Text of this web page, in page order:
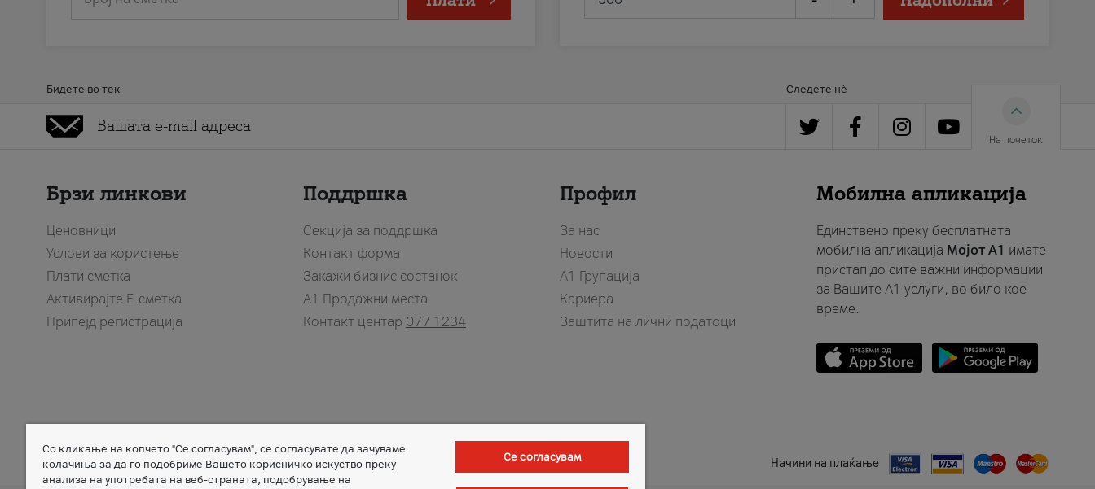
Бидете во тек Следете нè
На почеток
Брзи линкови
Ценовници
Услови за користење
Плати сметка
Активирајте Е-сметка
Припејд регистрација
Поддршка
Секција за поддршка
Контакт форма
Закажи бизнис состанок
A1 Продажни места
Контакт центар 077 1234
Профил
За нас
Новости
А1 Групација
Кариера
Заштита на лични податоци
Мобилна апликација
Единствено преку бесплатната
мобилна апликација Мојот A1 имате
пристап до сите важни информации
за Вашите A1 услуги, во било кое
време.
Member of Начини на плаќање
Со кликање на копчето "Се согласувам", се согласувате да зачуваме
колачиња за да го подобриме Вашето корисничко искуство преку
анализа на употребата на веб-страната, подобрување на
Се согласувам